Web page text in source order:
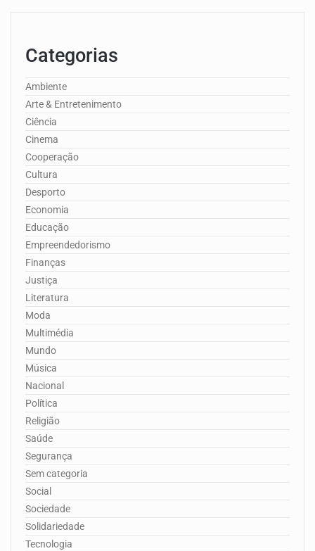
Categorias
Ambiente
Arte & Entretenimento
Ciência
Cinema
Cooperação
Cultura
Desporto
Economia
Educação
Empreendedorismo
Finanças
Justiça
Literatura
Moda
Multimédia
Mundo
Música
Nacional
Política
Religião
Saúde
Segurança
Sem categoria
Social
Sociedade
Solidariedade
Tecnologia